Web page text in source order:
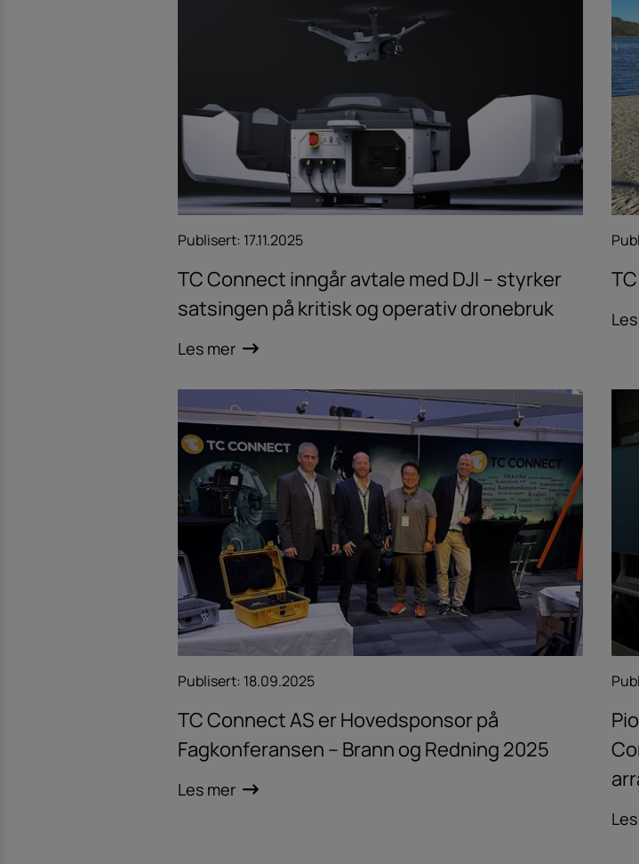
Publisert: 17.11.2025
TC Connect inngår avtale med DJI – styrker
satsingen på kritisk og operativ dronebruk
Les mer
Publisert: 18.09.2025
TC Connect AS er Hovedsponsor på
Fagkonferansen – Brann og Redning 2025
Les mer